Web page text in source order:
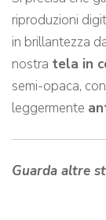
riproduzioni
in brillantezza
nostra tela in
semi-opaca,
leggermente
Guarda altre